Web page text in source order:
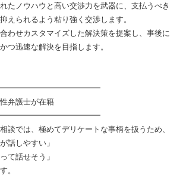
たノウハウと高い交渉力を武器に、支払うべき
えられるよう粘り強く交渉します。
わせカスタマイズした解決策を提案し、事後に
つ迅速な解決を目指します。
弁護士が在籍
談では、極めてデリケートな事柄を扱うため、
話しやすい」
て話せそう」
。